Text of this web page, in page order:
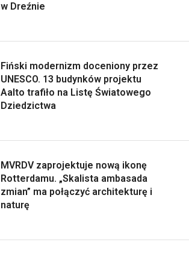
w Dreźnie
Fiński modernizm doceniony przez
UNESCO. 13 budynków projektu
Aalto trafiło na Listę Światowego
Dziedzictwa
MVRDV zaprojektuje nową ikonę
Rotterdamu. „Skalista ambasada
zmian” ma połączyć architekturę i
naturę